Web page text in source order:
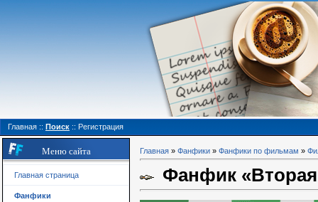
Главная :: Поиск :: Регистрация
Меню сайта
Главная страница
Фанфики
Главная » Фанфики » Фанфики по фильмам »
Фанфик